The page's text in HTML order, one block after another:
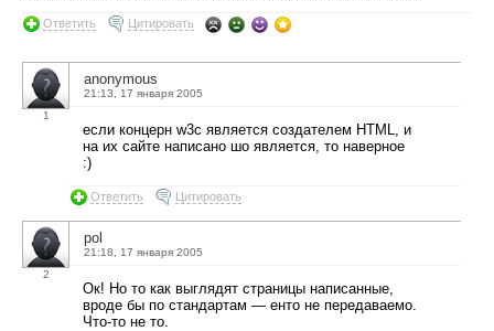
Ответить Цитировать
1
anonymous
21:13, 17 января 2005
если концерн w3c является создателем HTML, и
на их сайте написано шо является, то наверное
:)
Ответить Цитировать
2
pol
21:18, 17 января 2005
Ок! Но то как выглядят страницы написанные,
вроде бы по стандартам — енто не передаваемо.
Что-то не то.